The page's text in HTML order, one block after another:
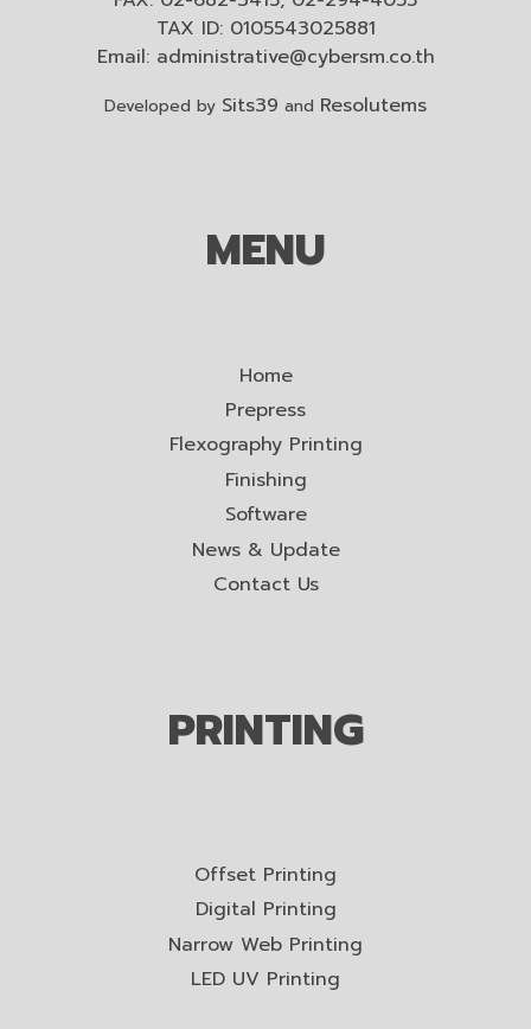
TAX ID: 0105543025881
Email: administrative@cybersm.co.th
Developed by Sits39 and Resolutems
MENU
Home
Prepress
Flexography Printing
Finishing
Software
News & Update
Contact Us
PRINTING
Offset Printing
Digital Printing
Narrow Web Printing
LED UV Printing